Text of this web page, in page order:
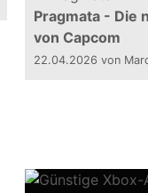
Pragmata - Die
von Capcom
22.04.2026 von